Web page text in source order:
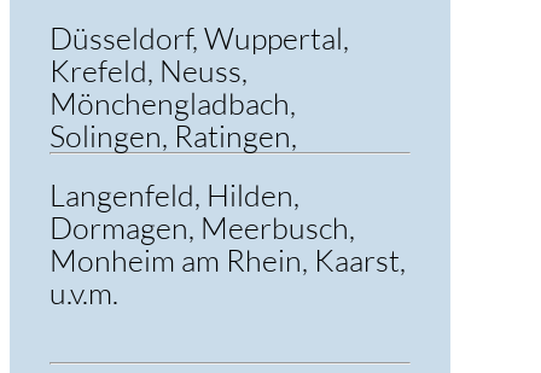
Düsseldorf, Wuppertal,
Krefeld, Neuss,
Mönchengladbach,
Solingen, Ratingen,
Langenfeld, Hilden,
Dormagen, Meerbusch,
Monheim am Rhein, Kaarst,
u.v.m.